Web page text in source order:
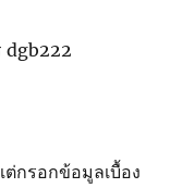
dgb222
ต่กรอกข้อมูลเบื้อง